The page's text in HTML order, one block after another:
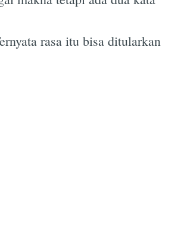
rasa itu bisa ditularkan